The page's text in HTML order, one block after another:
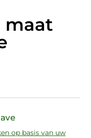
maat
op basis van uw